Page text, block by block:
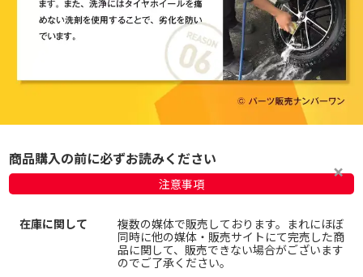
商品購入の前に必ずお読みください
注意事項
在庫に関して
複数の媒体で販売しております。まれにほぼ
同時に他の媒体・販売サイトにて完売した商
品に関して、販売できない場合がございます
のでご了承ください。